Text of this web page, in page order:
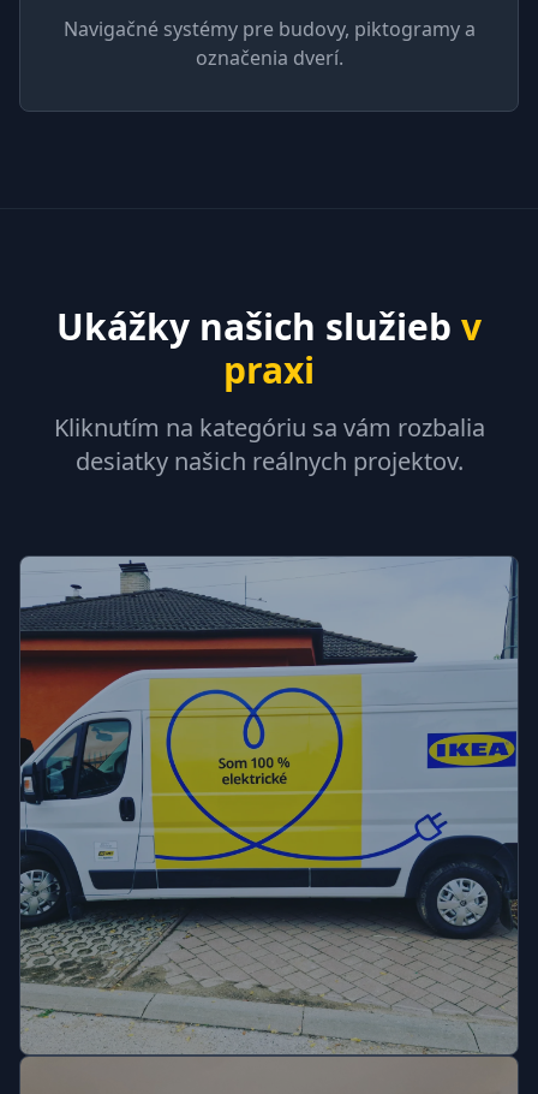
Navigačné systémy pre budovy, piktogramy a
označenia dverí.
Ukážky našich služieb v
praxi
Kliknutím na kategóriu sa vám rozbalia
desiatky našich reálnych projektov.